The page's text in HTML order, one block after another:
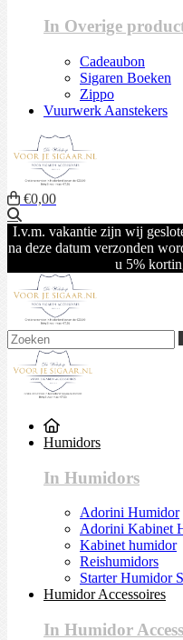
In Overige
Cadeaubon
Sigaren Boeken
Zippo
Vuurwerk Aanstekers
€0,00
I.v.m. vakantie zijn wij
na deze datum verzonden
u 5%
Humidors
In Humidors
Adorini Humidor
Adorini Kabinet
Kabinet humidor
Reishumidors
Starter Humidor
Humidor Accessoires
In Humidor